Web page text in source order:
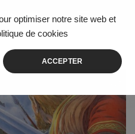
optimiser notre site web et
de cookies
ACCEPTER